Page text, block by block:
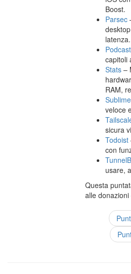
Boost.
Parsec
latenza.
capitoli
Stats –
RAM,
veloce
sicura
Todoist
con
usare,
Questa
alle